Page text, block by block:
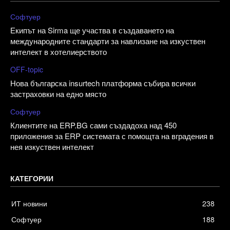
Софтуер
Екипът на Sirma ще участва в създаването на
международните стандарти за навлизане на изкуствен
интелект в хотелиерството
OFF-topic
Нова българска insurtech платформа събира всички
застраховки на едно място
Софтуер
Клиентите на ERP.BG сами създадоха над 450
приложения за ERP системата с помощта на вградения в
нея изкуствен интелект
КАТЕГОРИИ
ИТ новини
238
Софтуер
188